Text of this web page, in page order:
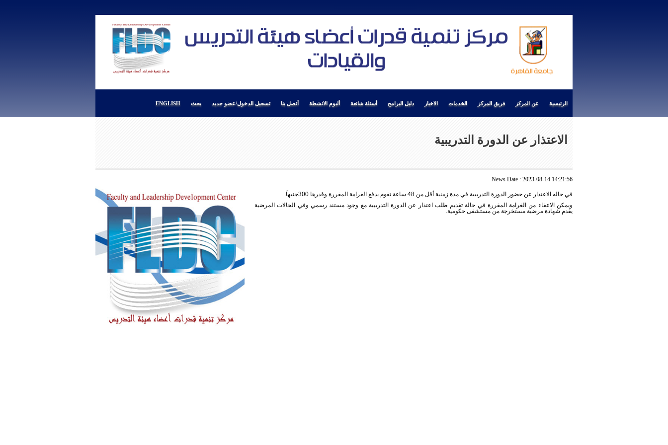
الرئيسية عن المركز فريق المركز الخدمات الاخبار دليل البرامج أسئلة شائعة ألبوم الانشطة أتصل بنا تسجيل الدخول/عضو جديد بحث ENGLISH
الاعتذار عن الدورة التدريبية
News Date : 2023-08-14 14:21:56
في حاله الاعتذار عن حضور الدورة التدريبية في مدة زمنية أقل من 48 ساعة تقوم بدفع الغرامة المقررة وقدرها 300جنيهاَ.
ويمكن الاعفاء من الغرامة المقررة في حالة تقديم طلب اعتذار عن الدورة التدريبية مع وجود مستند رسمي وفي الحالات المرضية
يقدم شهادة مرضية مستخرجة من مستشفى حكومية.